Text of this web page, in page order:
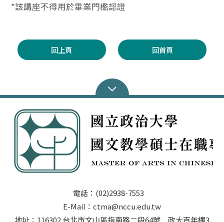
*該講座不得用於畢業門檻認證
回上頁 回首頁
電話：(02)2938-7553
E-Mail：ctma@nccu.edu.tw
地址：116302 台北市文山區指南路二段64號 政大百年樓3